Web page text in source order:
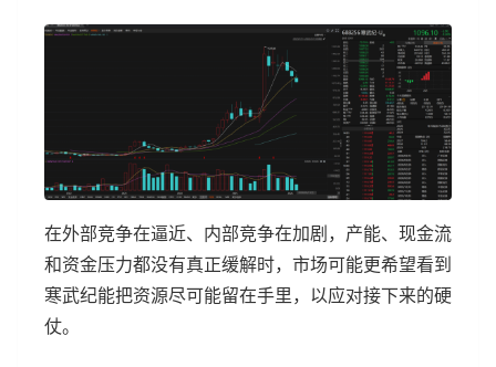
在外部竞争在逼近、内部竞争在加剧，产能、现金流
和资金压力都没有真正缓解时，市场可能更希望看到
寒武纪能把资源尽可能留在手里，以应对接下来的硬
仗。